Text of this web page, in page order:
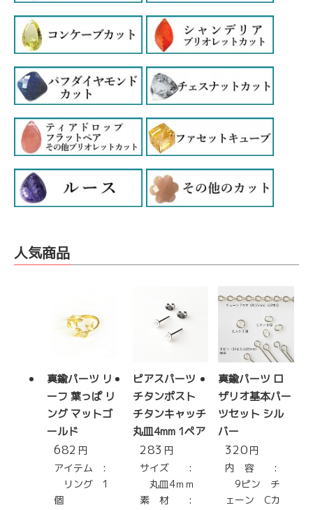
人気商品
真鍮パーツ リ
ーフ 葉っぱ リ
ング マットゴ
ールド
682 円
アイテム :
リング 1
個
ピアスパーツ
チタンポスト
チタンキャッチ
丸皿4mm 1ペア
283 円
サイズ :
丸皿4ｍｍ
素 材 :
真鍮パーツ ロ
ザリオ基本パー
ツセット シル
バー
320 円
内 容 :
9ピン チ
ェーン Cカ